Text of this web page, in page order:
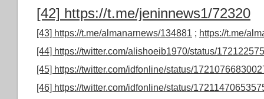
[42] https://t.me/jeninnews1/72320
[43] https://t.me/almanarnews/134881 ; https://t.me/
[44] https://twitter.com/alishoeib1970/status/
[45] https://twitter.com/idfonline/status/
[46] https://twitter.com/idfonline/status/